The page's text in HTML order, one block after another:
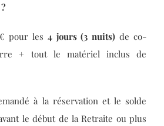
pour les 4 jours (3 nuits) de co-
+ tout le matériel inclus de
à la réservation et le solde
le début de la Retraite ou plus